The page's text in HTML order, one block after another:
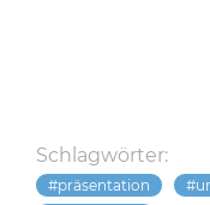
Schlagwörter:
präsentation